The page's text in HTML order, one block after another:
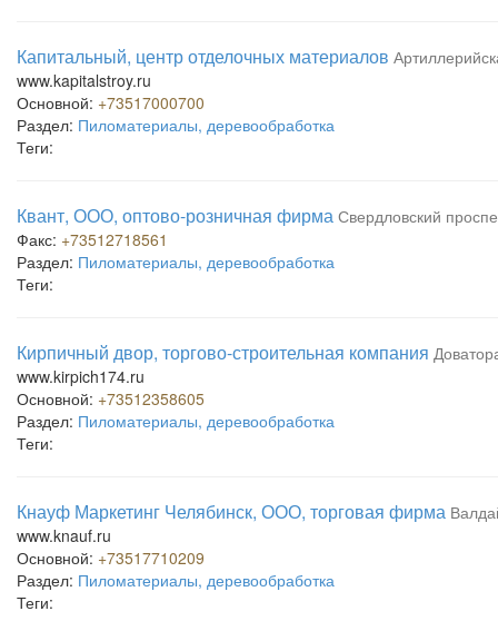
Капитальный, центр отделочных материалов
www.kapitalstroy.ru
Основной: +73517000700
Раздел: Пиломатериалы, деревообработка
Теги:
Квант, ООО, оптово-розничная фирма Свердловский
Факс: +73512718561
Раздел: Пиломатериалы, деревообработка
Теги:
Кирпичный двор, торгово-строительная компания
www.kirpich174.ru
Основной: +73512358605
Раздел: Пиломатериалы, деревообработка
Теги:
Кнауф Маркетинг Челябинск, ООО, торговая фирма
www.knauf.ru
Основной: +73517710209
Раздел: Пиломатериалы, деревообработка
Теги: